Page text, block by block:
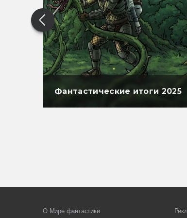
Фантастические итоги 2025
О Мире фантастики